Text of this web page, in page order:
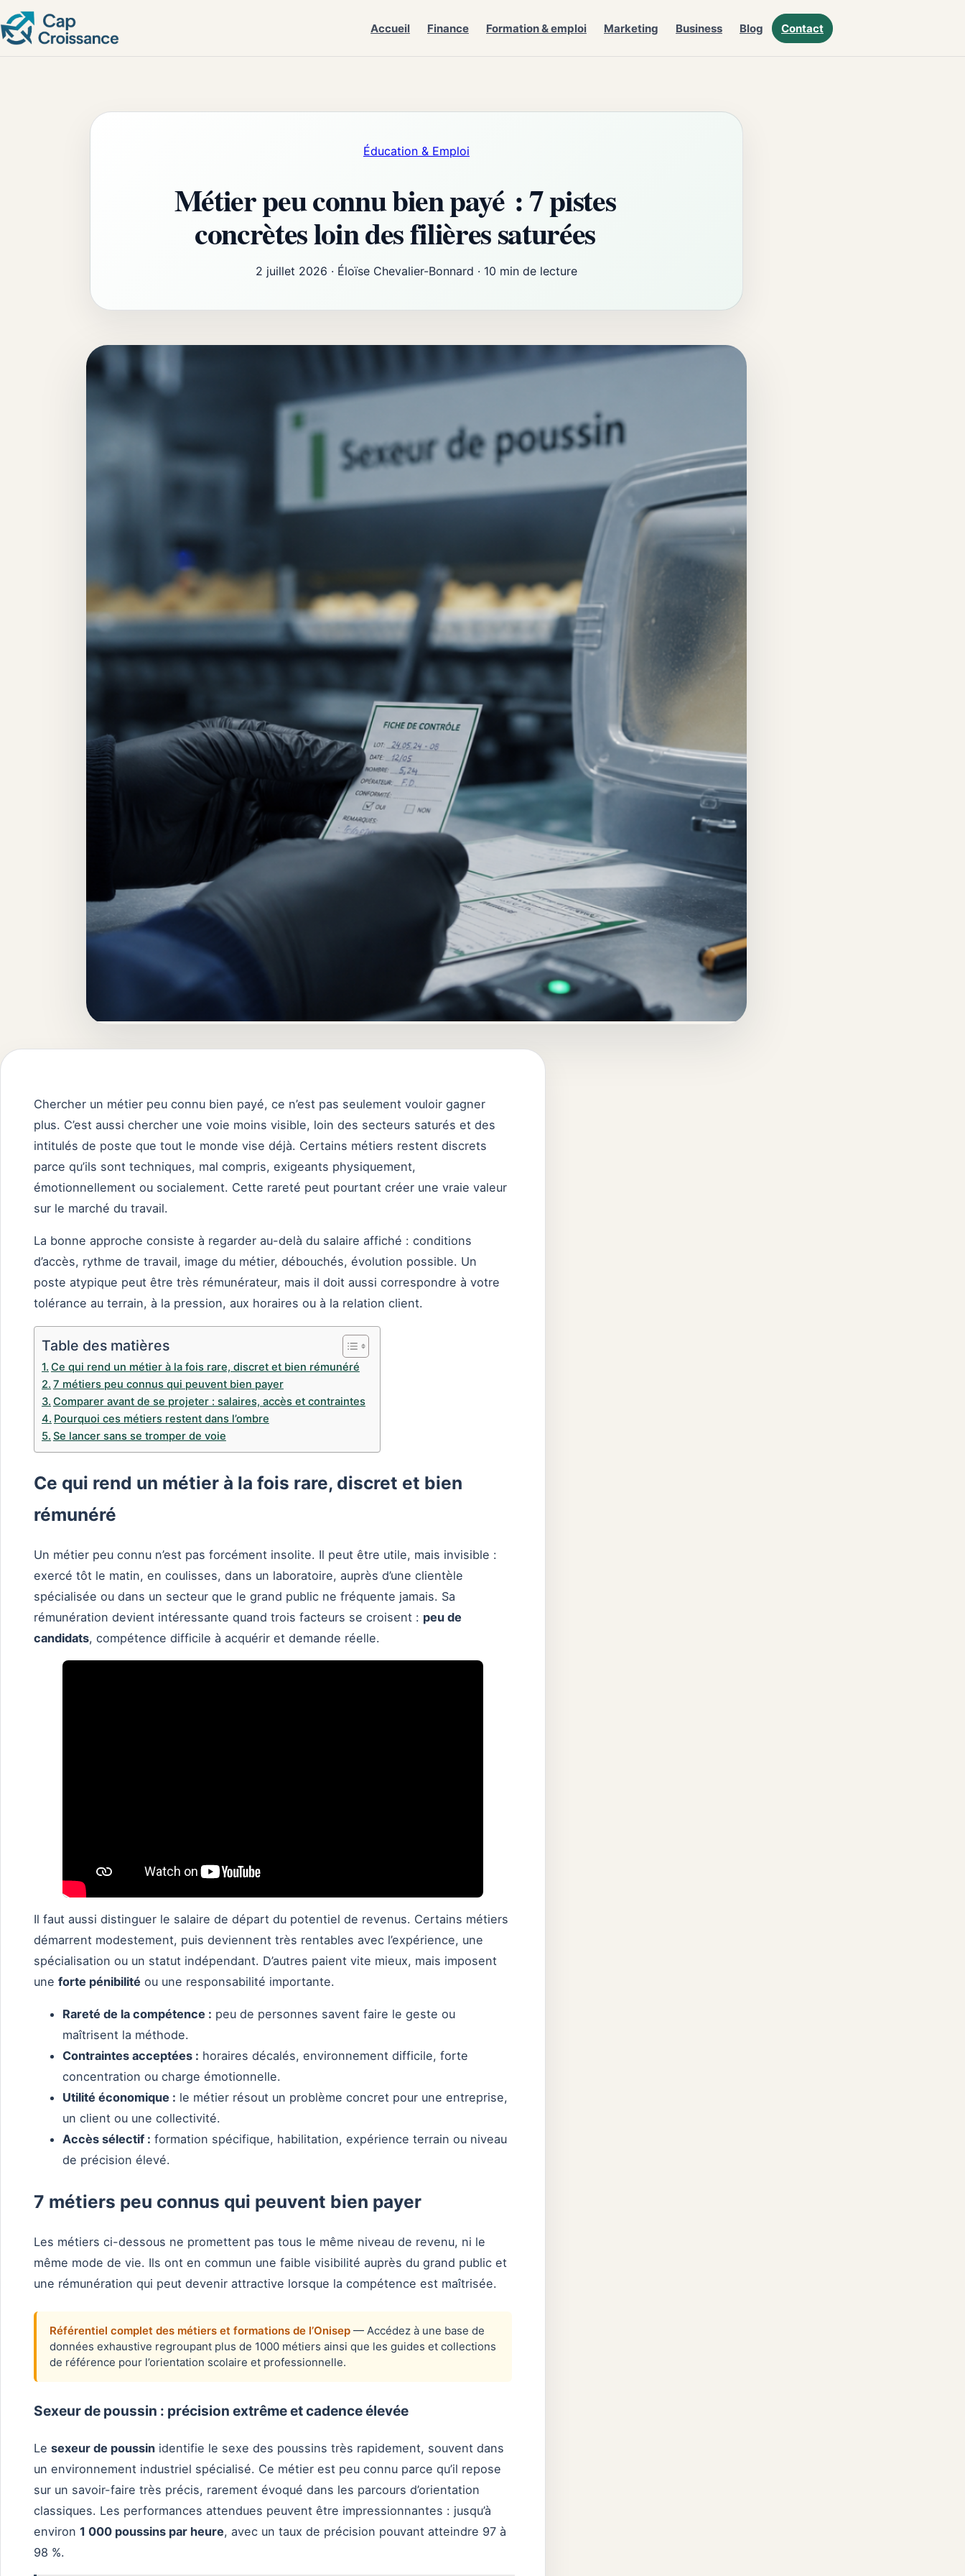
Accueil Finance Formation & emploi Marketing Business Blog Contact
Éducation & Emploi
Métier peu connu bien payé : 7 pistes
concrètes loin des filières saturées
2 juillet 2026 · Éloïse Chevalier-Bonnard · 10 min de lecture
Chercher un métier peu connu bien payé, ce n’est pas seulement vouloir gagner
plus. C’est aussi chercher une voie moins visible, loin des secteurs saturés et des
intitulés de poste que tout le monde vise déjà. Certains métiers restent discrets
parce qu’ils sont techniques, mal compris, exigeants physiquement,
émotionnellement ou socialement. Cette rareté peut pourtant créer une vraie valeur
sur le marché du travail.
La bonne approche consiste à regarder au-delà du salaire affiché : conditions
d’accès, rythme de travail, image du métier, débouchés, évolution possible. Un
poste atypique peut être très rémunérateur, mais il doit aussi correspondre à votre
tolérance au terrain, à la pression, aux horaires ou à la relation client.
Table des matières
Ce qui rend un métier à la fois rare, discret et bien rémunéré
7 métiers peu connus qui peuvent bien payer
Comparer avant de se projeter : salaires, accès et contraintes
Pourquoi ces métiers restent dans l’ombre
Se lancer sans se tromper de voie
Ce qui rend un métier à la fois rare, discret et bien
rémunéré
Un métier peu connu n’est pas forcément insolite. Il peut être utile, mais invisible :
exercé tôt le matin, en coulisses, dans un laboratoire, auprès d’une clientèle
spécialisée ou dans un secteur que le grand public ne fréquente jamais. Sa
rémunération devient intéressante quand trois facteurs se croisent : peu de
candidats, compétence difficile à acquérir et demande réelle.
Il faut aussi distinguer le salaire de départ du potentiel de revenus. Certains métiers
démarrent modestement, puis deviennent très rentables avec l’expérience, une
spécialisation ou un statut indépendant. D’autres paient vite mieux, mais imposent
une forte pénibilité ou une responsabilité importante.
Rareté de la compétence : peu de personnes savent faire le geste ou
maîtrisent la méthode.
Contraintes acceptées : horaires décalés, environnement difficile, forte
concentration ou charge émotionnelle.
Utilité économique : le métier résout un problème concret pour une entreprise,
un client ou une collectivité.
Accès sélectif : formation spécifique, habilitation, expérience terrain ou niveau
de précision élevé.
7 métiers peu connus qui peuvent bien payer
Les métiers ci-dessous ne promettent pas tous le même niveau de revenu, ni le
même mode de vie. Ils ont en commun une faible visibilité auprès du grand public et
une rémunération qui peut devenir attractive lorsque la compétence est maîtrisée.
Référentiel complet des métiers et formations de l’Onisep — Accédez à une base de
données exhaustive regroupant plus de 1000 métiers ainsi que les guides et collections
de référence pour l’orientation scolaire et professionnelle.
Sexeur de poussin : précision extrême et cadence élevée
Le sexeur de poussin identifie le sexe des poussins très rapidement, souvent dans
un environnement industriel spécialisé. Ce métier est peu connu parce qu’il repose
sur un savoir-faire très précis, rarement évoqué dans les parcours d’orientation
classiques. Les performances attendues peuvent être impressionnantes : jusqu’à
environ 1 000 poussins par heure, avec un taux de précision pouvant atteindre 97 à
98 %.